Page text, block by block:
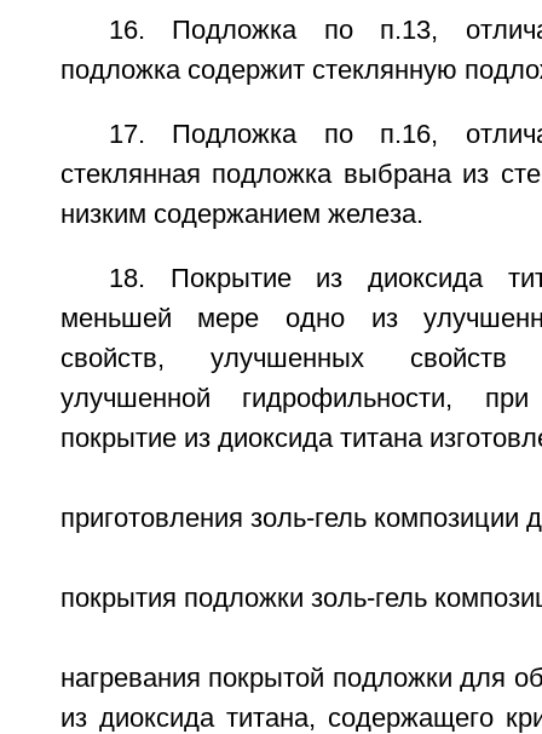
16. Подложка по п.13,
подложка содержит стеклянную
17. Подложка по п.16,
стеклянная подложка выбрана из
низким содержанием железа.
18. Покрытие из диоксида
меньшей мере одно из
свойств, улучшенных
улучшенной гидрофильности,
покрытие из диоксида титана
приготовления золь-гель композиции
покрытия подложки золь-гель
нагревания покрытой подложки для
из диоксида титана, содержащего